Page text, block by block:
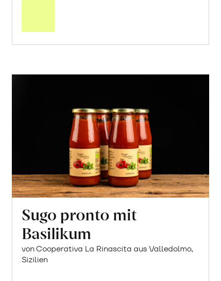
Sugo pronto mit
Basilikum
von Cooperativa La Rinascita aus Valledolmo,
Sizilien